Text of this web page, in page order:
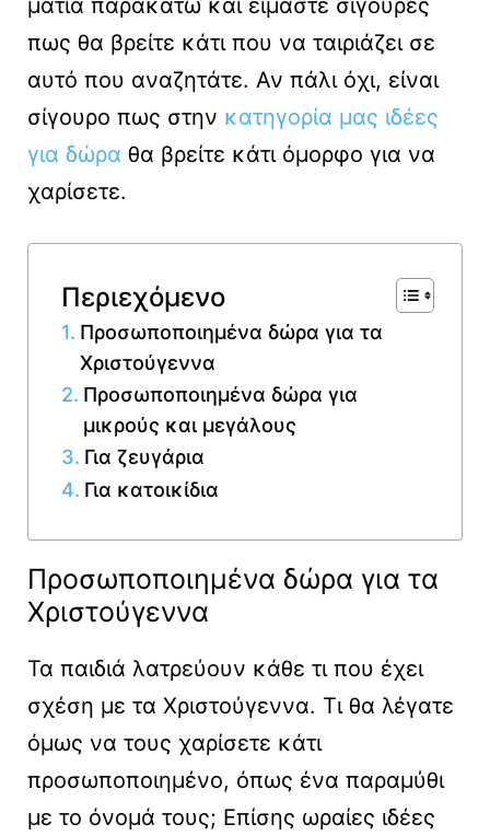
ματιά παρακάτω και είμαστε σίγουρες
πως θα βρείτε κάτι που να ταιριάζει σε
αυτό που αναζητάτε. Αν πάλι όχι, είναι
σίγουρο πως στην κατηγορία μας ιδέες
για δώρα θα βρείτε κάτι όμορφο για να
χαρίσετε.
Περιεχόμενο
Προσωποποιημένα δώρα για τα
Χριστούγεννα
Προσωποποιημένα δώρα για
μικρούς και μεγάλους
Για ζευγάρια
Για κατοικίδια
Προσωποποιημένα δώρα για τα
Χριστούγεννα
Τα παιδιά λατρεύουν κάθε τι που έχει
σχέση με τα Χριστούγεννα. Τι θα λέγατε
όμως να τους χαρίσετε κάτι
προσωποποιημένο, όπως ένα παραμύθι
με το όνομά τους; Επίσης ωραίες ιδέες